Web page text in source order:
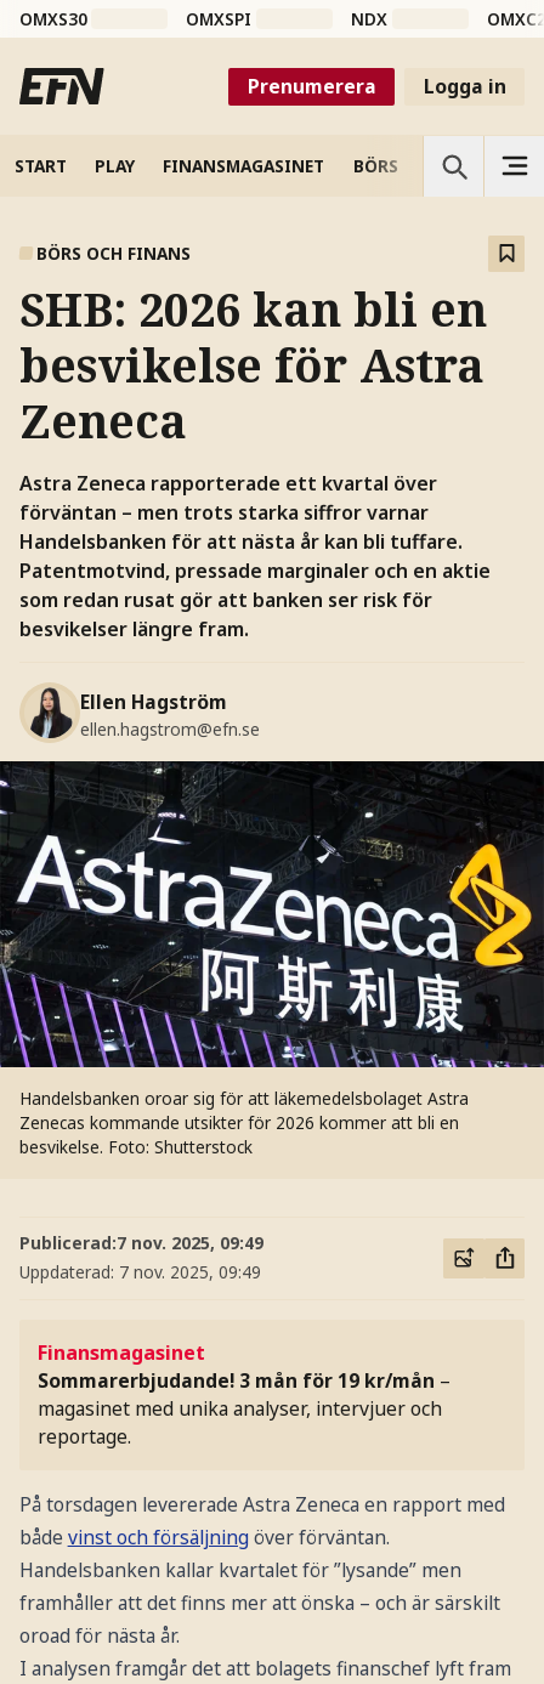
OMXS30 OMXSPI NDX
Prenumerera Logga in
START PLAY FINANSMAGASINET BÖRS VETENSKAP
BÖRS OCH FINANS
SHB: 2026 kan bli en
besvikelse för Astra
Zeneca
Astra Zeneca rapporterade ett kvartal över
förväntan – men trots starka siffror varnar
Handelsbanken för att nästa år kan bli tuffare.
Patentmotvind, pressade marginaler och en aktie
som redan rusat gör att banken ser risk för
besvikelser längre fram.
Ellen Hagström
ellen.hagstrom@efn.se
Handelsbanken oroar sig för att läkemedelsbolaget Astra
Zenecas kommande utsikter för 2026 kommer att bli en
besvikelse. Foto: Shutterstock
Publicerad:7 nov. 2025, 09:49
Uppdaterad: 7 nov. 2025, 09:49
Finansmagasinet
Sommarerbjudande! 3 mån för 19 kr/mån –
magasinet med unika analyser, intervjuer och
reportage.
På torsdagen levererade Astra Zeneca en rapport med
både vinst och försäljningöver förväntan.
Handelsbanken kallar kvartalet för ”lysande” men
framhåller att det finns mer att önska – och är särskilt
oroad för nästa år.
I analysen framgår det att bolagets finanschef lyft fram